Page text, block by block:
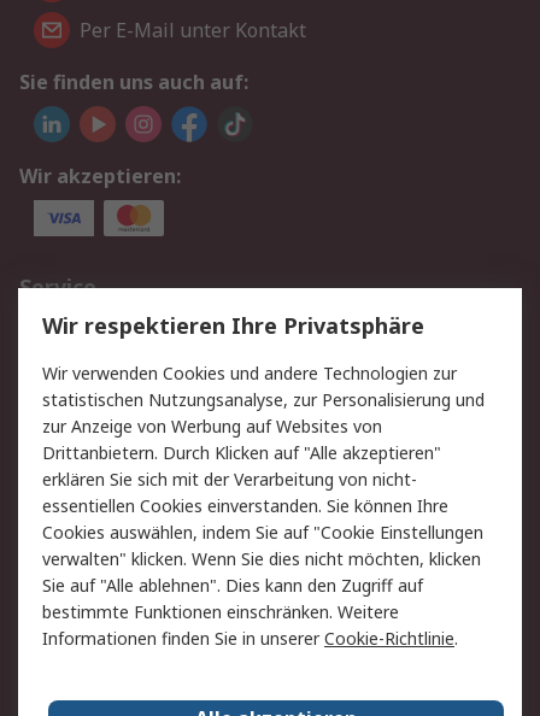
Per E-Mail unter Kontakt
Sie finden uns auch auf:
Wir akzeptieren:
Service
Value Added Services
Lieferlösungen
Rücksendungen
Kontakt
Hilfe
Rechtliches
AGB
Datenschutz
Cookie-Richtlinie
Zahlungsbedingungen
Copyright/Impressum
Über RS
Wir respektieren Ihre Privatsphäre
Wir verwenden Cookies und andere Technologien zur
statistischen Nutzungsanalyse, zur Personalisierung und
zur Anzeige von Werbung auf Websites von
Drittanbietern. Durch Klicken auf "Alle akzeptieren"
erklären Sie sich mit der Verarbeitung von nicht-
essentiellen Cookies einverstanden. Sie können Ihre
Cookies auswählen, indem Sie auf "Cookie Einstellungen
verwalten" klicken. Wenn Sie dies nicht möchten, klicken
Sie auf "Alle ablehnen". Dies kann den Zugriff auf
bestimmte Funktionen einschränken. Weitere
Informationen finden Sie in unsererCookie-Richtlinie.